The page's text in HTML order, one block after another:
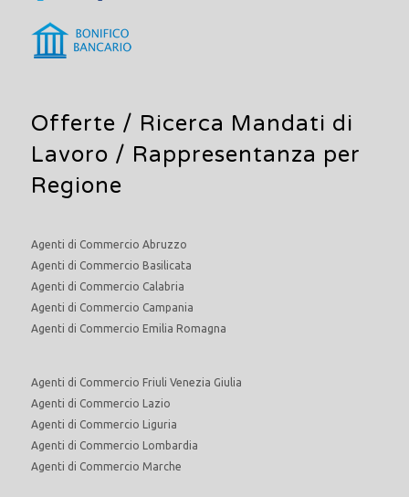
Offerte / Ricerca Mandati di
Lavoro / Rappresentanza per
Regione
Agenti di Commercio Abruzzo
Agenti di Commercio Basilicata
Agenti di Commercio Calabria
Agenti di Commercio Campania
Agenti di Commercio Emilia Romagna
Agenti di Commercio Friuli Venezia Giulia
Agenti di Commercio Lazio
Agenti di Commercio Liguria
Agenti di Commercio Lombardia
Agenti di Commercio Marche